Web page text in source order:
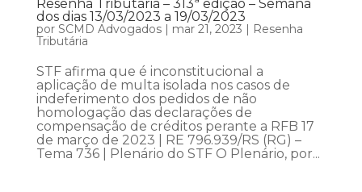
Resenha Tributária – 313ª edição – Semana
dos dias 13/03/2023 a 19/03/2023
por SCMD Advogados| mar 21, 2023 | Resenha
Tributária
STF afirma que é inconstitucional a
aplicação de multa isolada nos casos de
indeferimento dos pedidos de não
homologação das declarações de
compensação de créditos perante a RFB 17
de março de 2023 | RE 796.939/RS (RG) –
Tema 736 | Plenário do STF O Plenário, por...